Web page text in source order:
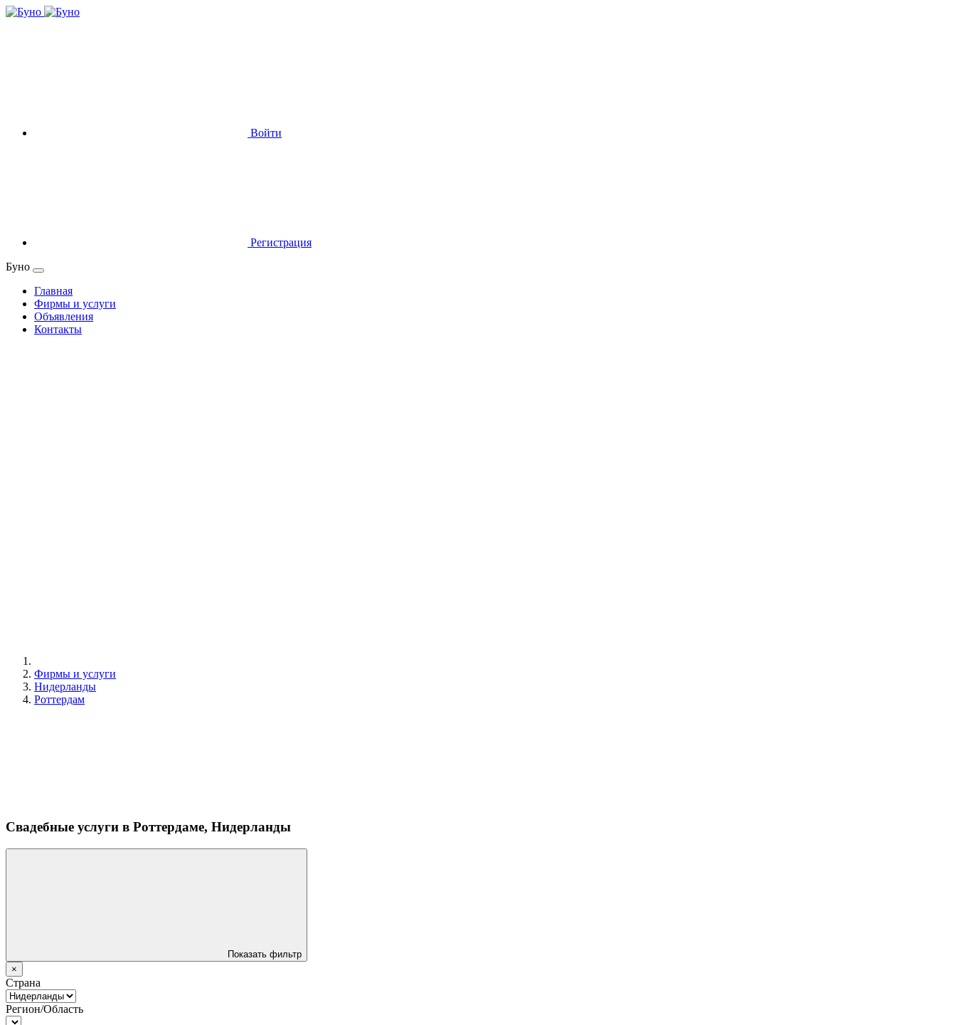
Войти
Регистрация
Буно
Главная
Фирмы и услуги
Объявления
Контакты
Фирмы и услуги
Нидерланды
Роттердам
Свадебные услуги в Роттердаме, Нидерланды
Показать фильтр
×
Страна
Регион/Область